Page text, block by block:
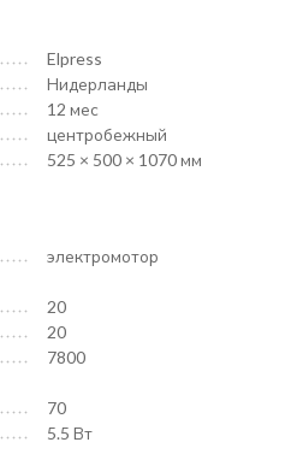
Elpress
Нидерланды
12 мес
центробежный
525 × 500 × 1070 мм
электромотор
20
20
7800
70
5.5 Вт